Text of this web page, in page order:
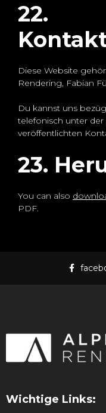
22.
Diese Website
Rendering, Fabian
Du kannst uns
telefonisch unter der
veröffentlichten
23.
You can also
PDF.
Wichtige Links: